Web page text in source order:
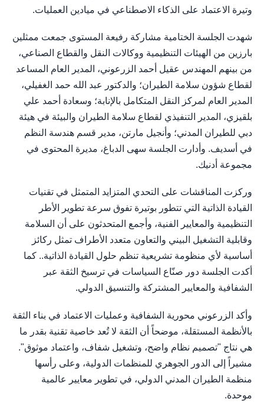
وتيرة الاعتماد على الذكاء الاصطناعي في ميادين العمليات.
شهدت الجلسة الختامية مشاركة رفيعة المستوى جمعت ممثلين
بارزين من الهيئات التنظيمية ووكالات النقل والقطاع الصناعي،
من بينهم المهندس عقيل أحمد الزرعوني، المدير العام المساعد
لقطاع شؤون سلامة الطيران؛ والدكتور عبد الله حمد الغفيلي،
المدير العام لمركز النقل المتكامل بالإنابة؛ وسعادة أحمد علي
بلقيزي، المدير التنفيذي لقطاع سلامة الطيران والبيئة في هيئة
دبي للطيران المدني؛ وأنجيل مارتن، مدير قسم هندسة النظم
في أسديف. وأدارت الجلسة سهى الدباغ، مديرة المحتوى في
مجموعة أدنيك.
وركزت المناقشات على التحدي المتزايد المتمثل في تقنيات
القيادة الذاتية التي تتطور بوتيرة تفوق سرعة تطوير الأطر
التنظيمية والمعايير الفنية، وأجمع المتحدثون على أن السلامة
وقابلية التشغيل البيني والتعاون متعدد الأطراف تمثل ركائز
أساسية لأي منظومة تشريعية تنظم حلول القيادة الذاتية.. كما
أكدت الجلسة دور صنّاع السياسات في ترسيخ الثقة عبر
الشفافية والمعايير المشتركة والتنسيق الدولي.
وأكد الزرعوني محورية الشفافية وعمليات الاعتماد في بناء الثقة
بالأنظمة المستقلة، موضحاً أن الثقة لا تُعد خاصية تقنية بقدر ما
هي نتاج "تصميم نظام واضح، وتشغيل شفاف، واعتماد موثوق".
مشيراً إلى الدور الجوهري للمنظمات الدولية، وعلى رأسها
منظمة الطيران المدني الدولي، في تطوير معايير عالمية
موحدة.